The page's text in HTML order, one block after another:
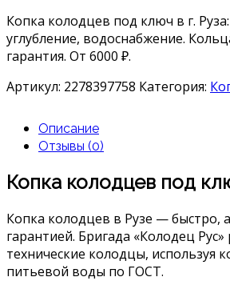
Копка колодцев под ключ в г.
углубление, водоснабжение.
гарантия. От 6000 ₽.
Артикул: 2278397758 Категория:
Описание
Отзывы (0)
Копка колодцев под
Копка колодцев в Рузе — быстро,
гарантией. Бригада «Колодец
технические колодцы, используя
питьевой воды по ГОСТ.